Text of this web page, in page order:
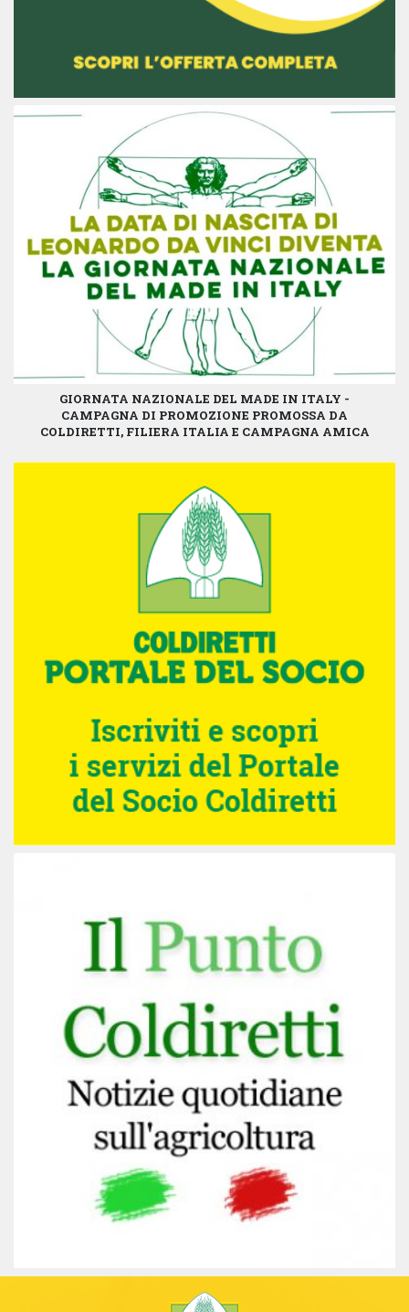
GIORNATA NAZIONALE DEL MADE IN ITALY -
CAMPAGNA DI PROMOZIONE PROMOSSA DA
COLDIRETTI, FILIERA ITALIA E CAMPAGNA AMICA